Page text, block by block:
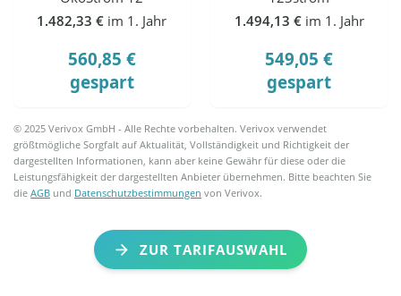
1.482,33 € im 1. Jahr
560,85 €
gespart
1.494,13 € im 1. Jahr
549,05 €
gespart
© 2025 Verivox GmbH - Alle Rechte vorbehalten. Verivox verwendet
größtmögliche Sorgfalt auf Aktualität, Vollständigkeit und Richtigkeit der
dargestellten Informationen, kann aber keine Gewähr für diese oder die
Leistungsfähigkeit der dargestellten Anbieter übernehmen. Bitte beachten Sie
dieAGB und Datenschutzbestimmungen von Verivox.
ZUR TARIFAUSWAHL